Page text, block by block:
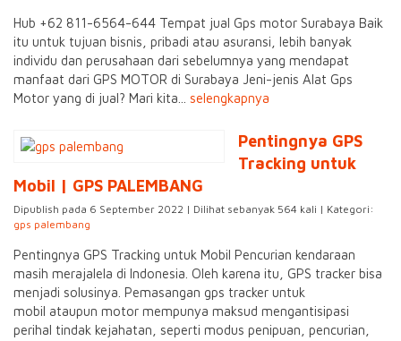
Hub +62 811-6564-644 Tempat jual Gps motor Surabaya Baik
itu untuk tujuan bisnis, pribadi atau asuransi, lebih banyak
individu dan perusahaan dari sebelumnya yang mendapat
manfaat dari GPS MOTOR di Surabaya Jeni-jenis Alat Gps
Motor yang di jual? Mari kita... selengkapnya
Pentingnya GPS
Tracking untuk
Mobil | GPS PALEMBANG
Dipublish pada 6 September 2022 | Dilihat sebanyak 564 kali | Kategori:
gps palembang
Pentingnya GPS Tracking untuk Mobil Pencurian kendaraan
masih merajalela di Indonesia. Oleh karena itu, GPS tracker bisa
menjadi solusinya. Pemasangan gps tracker untuk
mobil ataupun motor mempunya maksud mengantisipasi
perihal tindak kejahatan, seperti modus penipuan, pencurian,